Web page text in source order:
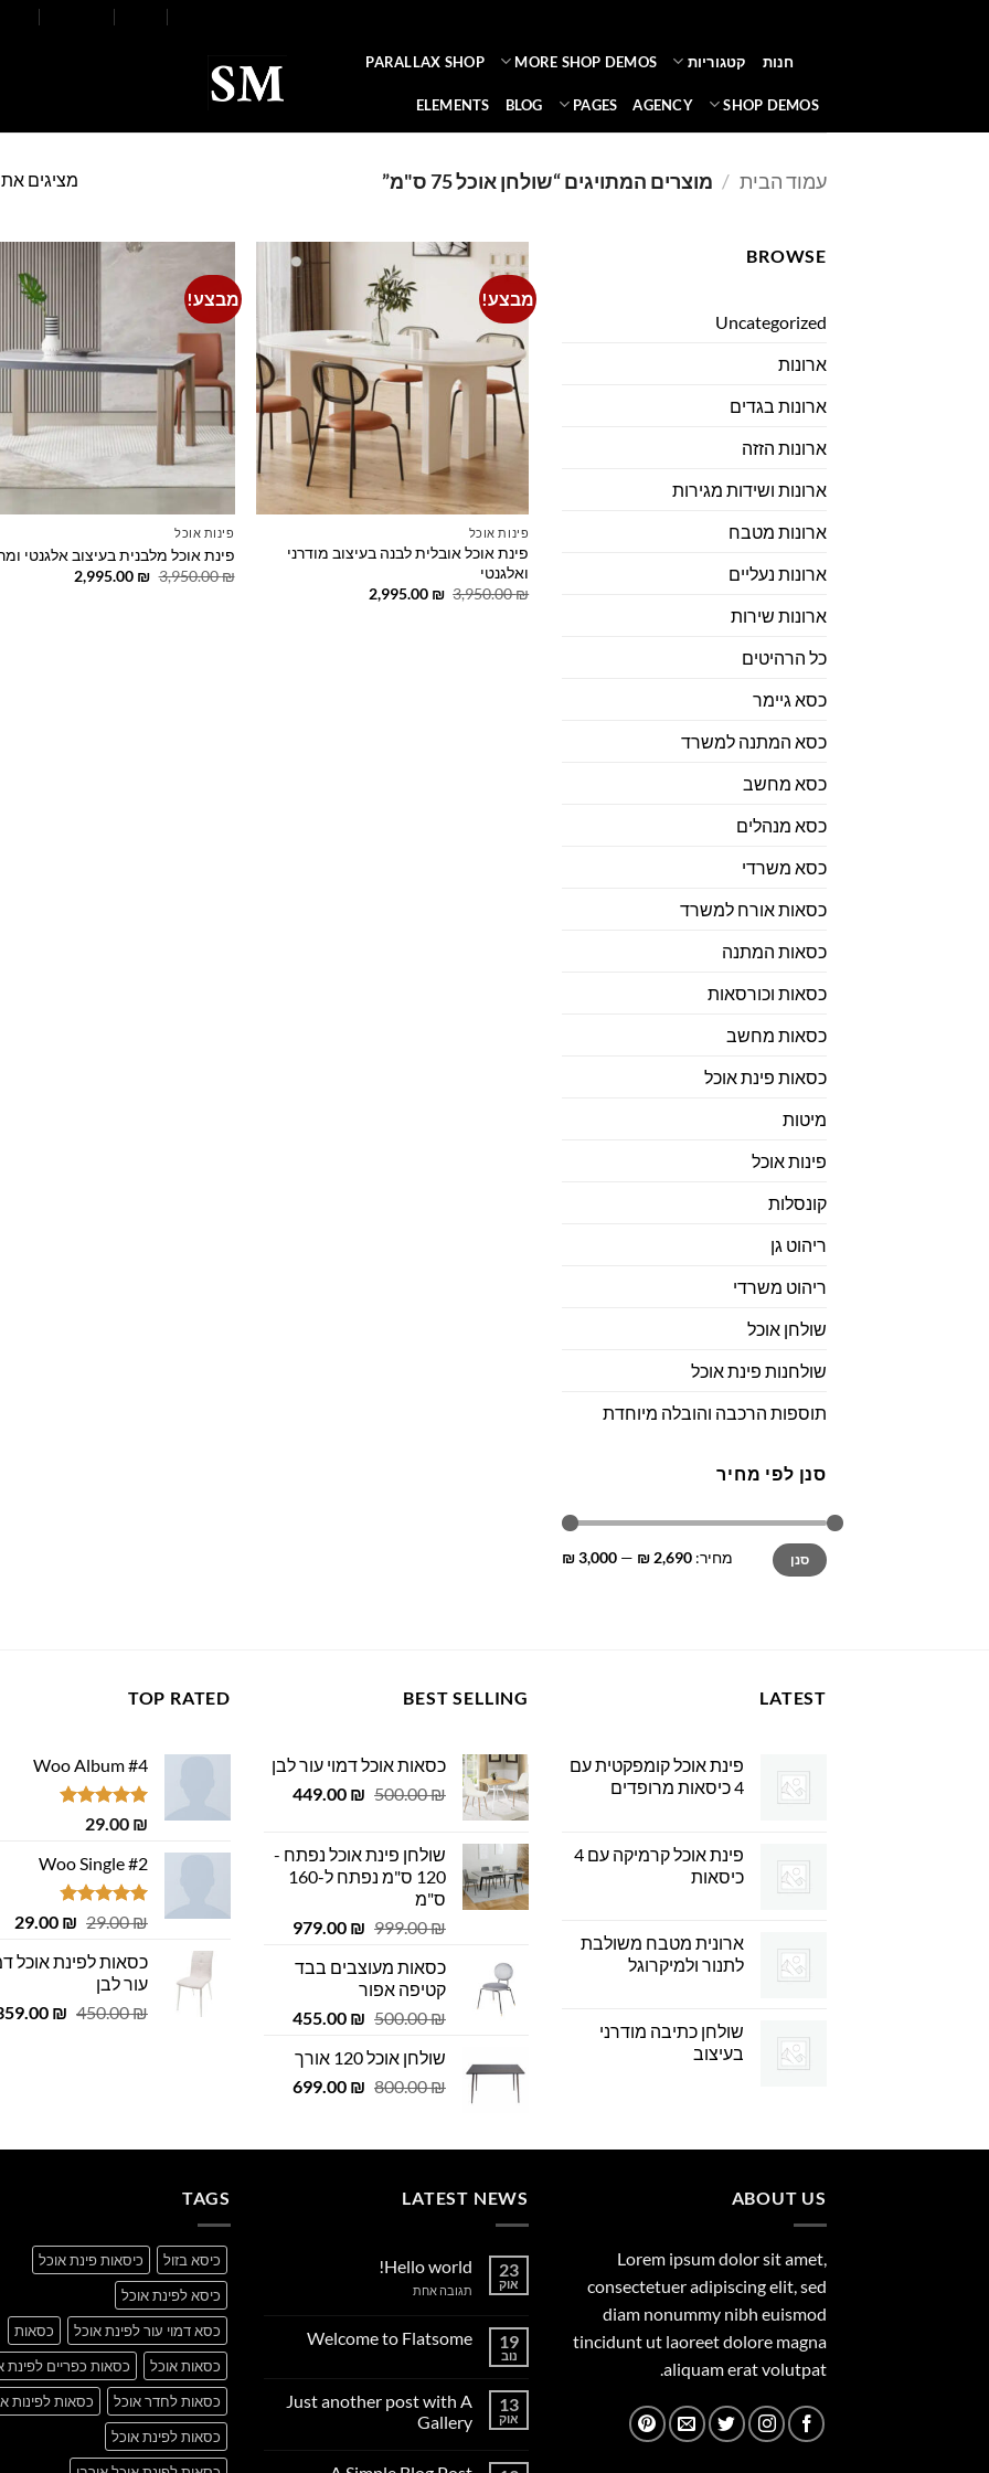
חנות קטגוריות MORE SHOP DEMOS
PARALLAX SHOP
SHOP DEMOS
AGENCY
PAGES
BLOG
ELEMENTS
עמוד הבית / מוצרים המתויגים “שולחן אוכל 75 ס"מ” מציגים את כל ⁦3⁩
BROWSE
Uncategorized
ארונות
ארונות בגדים
ארונות הזזה
ארונות ושידות מגירות
ארונות מטבח
ארונות נעליים
ארונות שירות
כל הרהיטים
כסא גיימר
כסא המתנה למשרד
כסא מחשב
כסא מנהלים
כסא משרדי
כסאות אורח למשרד
כסאות המתנה
כסאות וכורסאות
כסאות מחשב
כסאות פינת אוכל
מיטות
פינות אוכל
קונסלות
ריהוט גן
ריהוט משרדי
שולחן אוכל
שולחנות פינת אוכל
תוספות הרכבה והובלה מיוחדת
סנן לפי מחיר
מחיר
מינימלי
מחיר
מקסימלי
סנן מחיר: 2,690 ₪
—
3,000 ₪
מבצע!
Add to
פינות אוכל
פינת אוכל אובלית לבנה בעיצוב מודרני
ואלגנטי
3,950.00₪
המחיר
2,995.00 ₪
מבצע!
פינות אוכל
פינת אוכל מלבנית בעיצוב אלגנטי
3,950.00₪
המחיר
2,995.00 ₪
המחיר
LATEST
פינת אוכל קומפקטית עם
4 כיסאות מרופדים
פינת אוכל קרמיקה עם 4
כיסאות
ארונית מטבח משולבת
לתנור ולמיקרוגל
שולחן כתיבה מודרני
בעיצוב
BEST SELLING
כסאות אוכל דמוי עור לבן
500.00₪
המחיר
500.00 ₪.
449.00 ₪
המחיר
449.00 ₪.שולחן פינת אוכל נפתח -
120 ס"מ נפתח ל-160
ס"מ
999.00₪
המחיר
היה:
999.00 ₪.
979.00 ₪
המחיר
כסאות מעוצבים בבד
קטיפה אפור
500.00₪
המחיר
היה:
500.00 ₪.
455.00 ₪
המחיר
455.00 ₪.
שולחן אוכל 120 אורך
800.00₪
המחיר
800.00 ₪.
699.00 ₪
המחיר
699.00 ₪.
TOP RATED
Woo Album #4
דורג5.00
29.00 ₪
Woo Single #2
דורג4.75
29.00₪
המחיר
היה:
29.00 ₪
כסאות לפינת אוכל
עור לבן
450.00₪
המחיר
₪
ABOUT US
Lorem ipsum dolor sit amet,
consectetuer adipiscing elit, sed
diam nonummy nibh euismod
tincidunt ut laoreet dolore magna
aliquam erat volutpat.
LATEST NEWS
23
אוק
Hello world!
תגובה אחתעל
19
נוב
Welcome to Flatsome
Welcome
to
Flatsome
13
אוק
Just another post with A
Gallery
TAGS
כיסא בזול
כיסאות פינת אוכל
כיסא לפינת אוכל
כסא דמוי עור לפינת אוכל
כסאות
כסאות אוכל
כסאות כפריים לפינת
כסאות לחדר אוכל
כסאות לפינות
כסאות לפינת אוכל